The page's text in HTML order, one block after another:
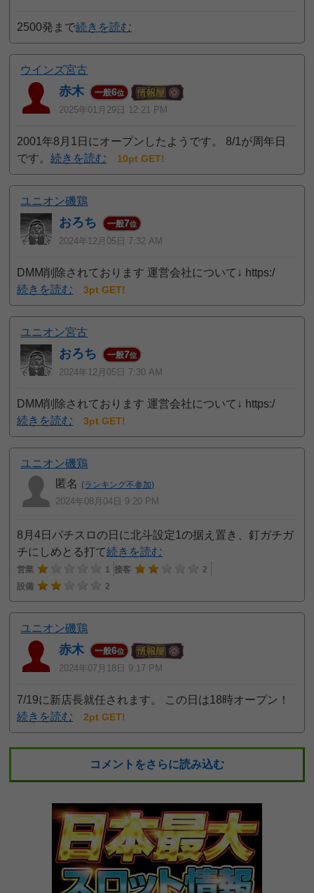
2500発まで続きを読む
ウインズ宮古
赤木 一般6位
2025年01月29日 12:21 PM
2001年8月1日にオープンしたようです。 8/1が周年日
です。続きを読む 10pt GET!
ユニオン磯鶏
おろち 一般7位
2024年12月05日 7:32 AM
DMM削除されております 運営会社について↓ https:/
続きを読む
3pt GET!
ユニオン宮古
おろち 一般7位
2024年12月05日 7:30 AM
DMM削除されております 運営会社について↓ https:/
続きを読む
3pt GET!
ユニオン磯鶏
匿名 (ランキング不参加)
2024年08月04日 9:20 PM
8月4日パチスロの日に北斗設定1の据え置き、釘ガチガ
チにしめとる打て続きを読む
営業 1 接客
2
設備
2
ユニオン磯鶏
赤木 一般6位
2024年07月18日 9:17 PM
7/19に新店長就任されます。 この日は18時オープン！
続きを読む
2pt GET!
コメントをさらに読み込む